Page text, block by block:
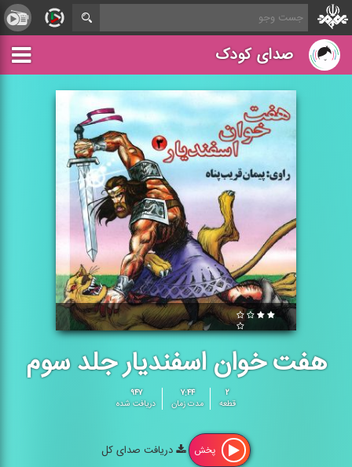
صدای کودک
هفت خوان اسفندیار جلد سوم
۲
قطعه
۷:۴۴
مدت زمان
۹۴۷
دریافت شده
پخش
دریافت صدای کل